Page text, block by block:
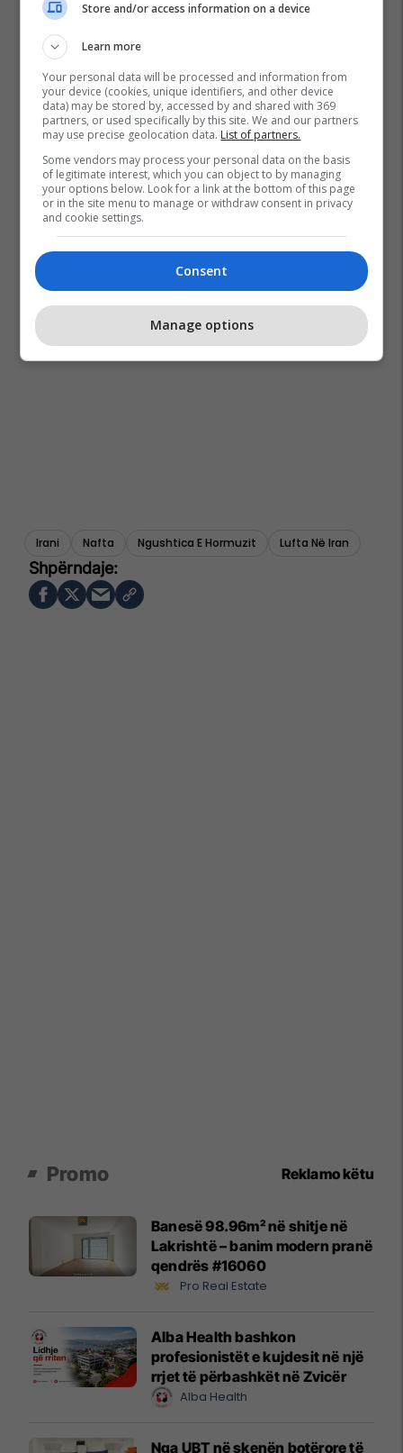
Irani Nafta Ngushtica E Hormuzit Lufta Në Iran
Promo Reklamo këtu
Banesë 98.96m² në shitje në
Lakrishtë – banim modern pranë
qendrës #16060
Pro Real Estate
Alba Health bashkon
profesionistët e kujdesit në një
rrjet të përbashkët në Zvicër
Alba Health
Nga UBT në skenën botërore të
Store and/or access information on a device
Learn more
Your personal data will be processed and information from
your device (cookies, unique identifiers, and other device
data) may be stored by, accessed by and shared with 369
partners, or used specifically by this site. We and our partners
may use precise geolocation data. List of partners.
Some vendors may process your personal data on the basis
of legitimate interest, which you can object to by managing
your options below. Look for a link at the bottom of this page
or in the site menu to manage or withdraw consent in privacy
and cookie settings.
Consent
Manage options